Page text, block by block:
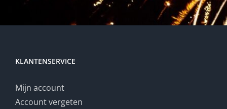
KLANTENSERVICE
Mijn account
Account vergeten